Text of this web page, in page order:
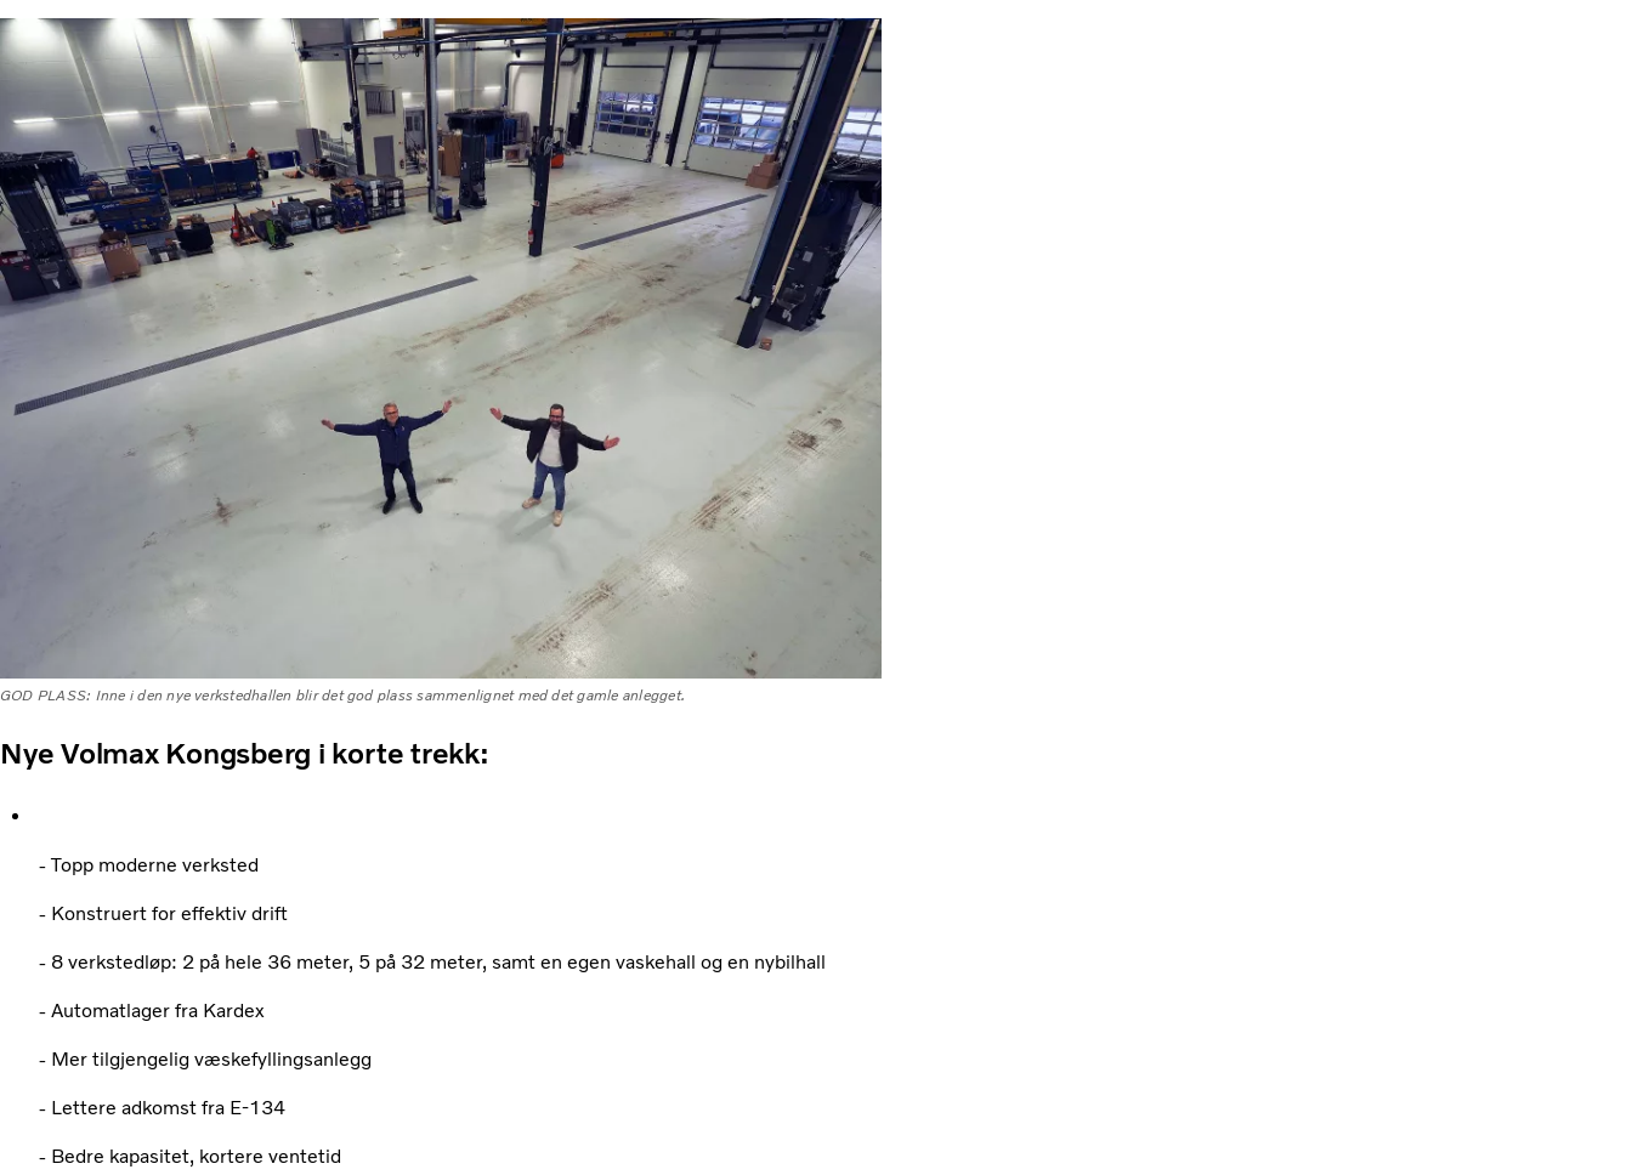
GOD PLASS: Inne i den nye verkstedhallen blir det god plass sammenlignet med det gamle anlegget.
Nye Volmax Kongsberg i korte trekk:
- Topp moderne verksted
- Konstruert for effektiv drift
- 8 verkstedløp: 2 på hele 36 meter, 5 på 32 meter, samt en egen vaskehall og en nybilhall
- Automatlager fra Kardex
- Mer tilgjengelig væskefyllingsanlegg
- Lettere adkomst fra E-134
- Bedre kapasitet, kortere ventetid